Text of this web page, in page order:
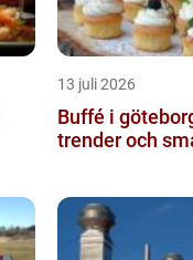
13 juli 2026
Buffé i göteborg
trender och